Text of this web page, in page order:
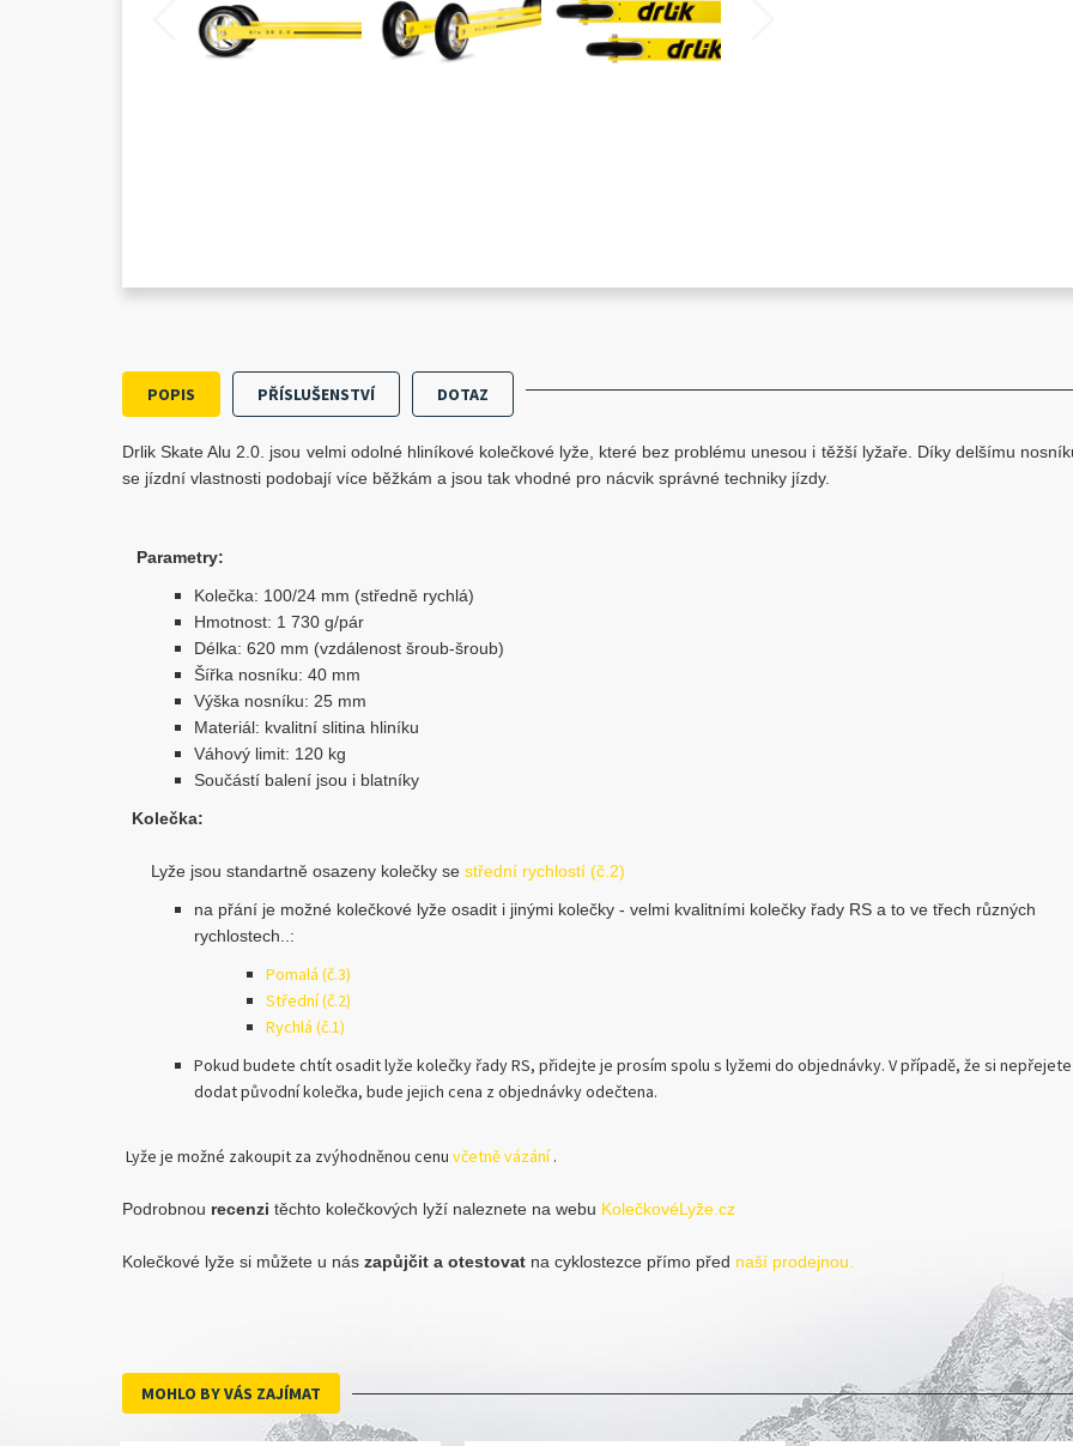
POPIS PŘÍSLUŠENSTVÍ DOTAZ
Drlik Skate Alu 2.0. jsou velmi odolné hliníkové kolečkové lyže, které bez problému unesou i těžší lyžaře. Díky delšímu
se jízdní vlastnosti podobají více běžkám a jsou tak vhodné pro nácvik správné techniky jízdy.
Parametry:
Kolečka: 100/24 mm (středně rychlá)
Hmotnost: 1 730 g/pár
Délka: 620 mm (vzdálenost šroub-šroub)
Šířka nosníku: 40 mm
Výška nosníku: 25 mm
Materiál: kvalitní slitina hliníku
Váhový limit: 120 kg
Součástí balení jsou i blatníky
Kolečka:
Lyže jsou standartně osazeny kolečky se střední rychlostí (č.2)
na přání je možné kolečkové lyže osadit i jinými kolečky - velmi kvalitními kolečky řady RS a to ve třech různých
rychlostech..:
Pomalá (č.3)
Střední (č.2)
Rychlá (č.1)
Pokud budete chtít osadit lyže kolečky řady RS, přidejte je prosím spolu s lyžemi do objednávky. V případě, že si nepřejete
dodat původní kolečka, bude jejich cena z objednávky odečtena.
Lyže je možné zakoupit za zvýhodněnou cenu včetně vázání.
Podrobnou recenzi těchto kolečkových lyží naleznete na webu KolečkovéLyže.cz
Kolečkové lyže si můžete u nás zapůjčit a otestovat na cyklostezce přímo před naší prodejnou.
MOHLO BY VÁS ZAJÍMAT